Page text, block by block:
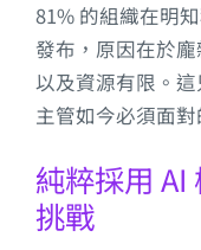
81% 的組織在明
發布，原因在於
以及資源有限。這
主管如今必須面
純粹採用 AI
挑戰